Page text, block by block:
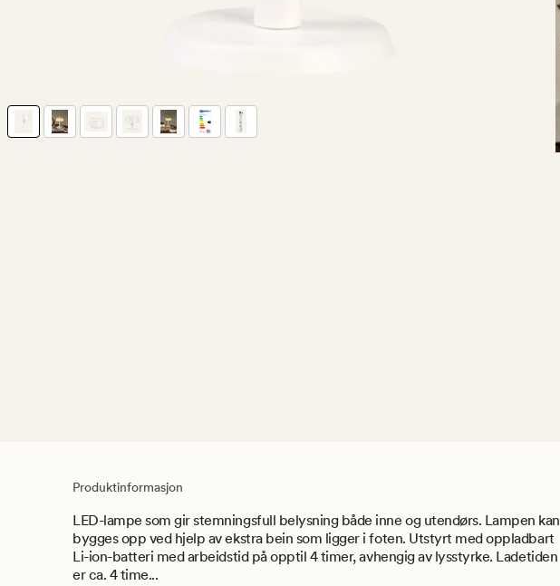
Produktinformasjon
LED-lampe som gir stemningsfull belysning både inne og utendørs. Lampen kan
bygges opp ved hjelp av ekstra bein som ligger i foten. Utstyrt med oppladbart
Li-ion-batteri med arbeidstid på opptil 4 timer, avhengig av lysstyrke. Ladetiden
er ca. 4 time...